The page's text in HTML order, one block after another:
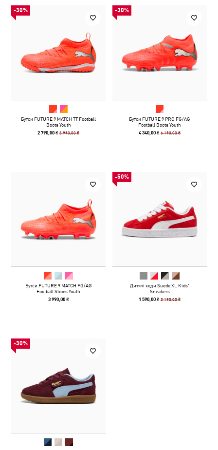
-30%
Бутси FUTURE 9 MATCH TT Football
Boots Youth
2 790,00 ₴3 990,00 ₴
-30%
Бутси FUTURE 9 PRO FG/AG
Football Boots Youth
4 340,00 ₴6 190,00 ₴
Бутси FUTURE 9 MATCH FG/AG
Football Shoes Youth
3 990,00 ₴
-50%
Дитячі кеди Suede XL Kids'
Sneakers
1 590,00 ₴3 190,00 ₴
-30%